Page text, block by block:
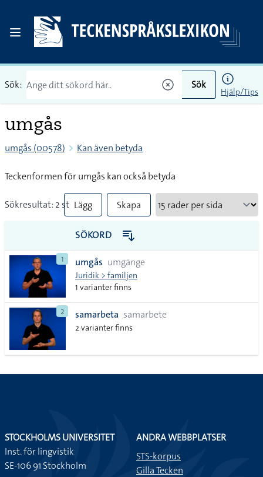
Sök: Sök
Hjälp/Tips
umgås
umgås (00578) Kan även betyda
Teckenformen för umgås kan också betyda
Sökresultat: 2 st Lägg
till
alla i
lista
Skapa
PDF
SÖKORD
1 umgås umgänge
Juridik > familjen
1 varianter finns
2 samarbeta samarbete
2 varianter finns
STOCKHOLMS UNIVERSITET
Inst. för lingvistik
SE-106 91 Stockholm
ANDRA WEBBPLATSER
STS-korpus
Gilla Tecken